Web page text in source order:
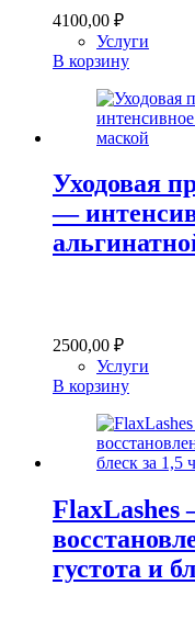
4100,00 ₽
Услуги
В корзину
Уходовая
—
2500,00 ₽
Услуги
В корзину
FlaxLashes
густота и